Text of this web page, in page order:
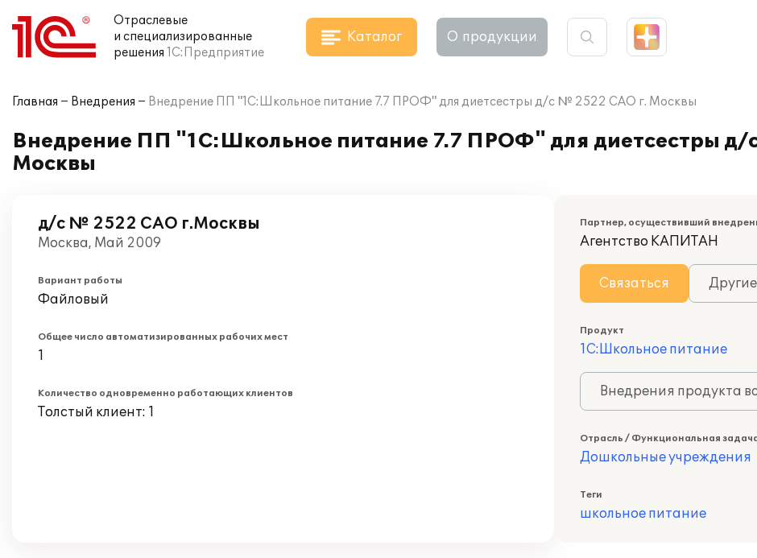
Отраслевые
и специализированные
решения 1С:Предприятие
Каталог О продукции
Главная Внедрения Внедрение ПП "1С:Школьное питание 7.7 ПРОФ" для диетсестры д/с № 2522 САО г. Москвы
Внедрение ПП "1С:Школьное питание 7.7 ПРОФ" для диетсестры
Москвы
д/с № 2522 САО г.Москвы
Москва, Май 2009
Вариант работы
Файловый
Общее число автоматизированных рабочих мест
1
Количество одновременно работающих клиентов
Толстый клиент: 1
Партнер, осуществивший
Агентство КАПИТАН
Связаться
Продукт
1С:Школьное питание
Внедрения продукта
Отрасль / Функциональная
Дошкольные учреждения
Теги
школьное питание